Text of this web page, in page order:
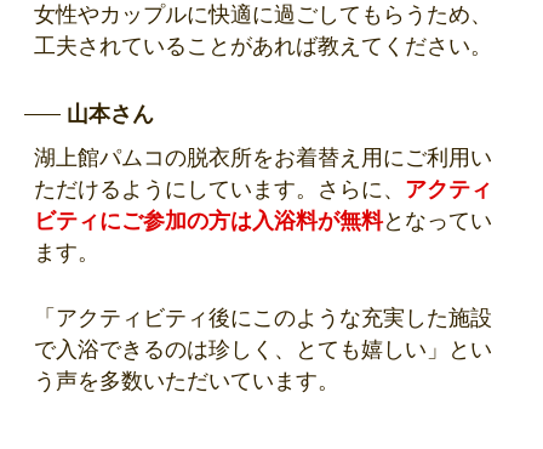
女性やカップルに快適に過ごしてもらうため、
工夫されていることがあれば教えてください。
山本さん
湖上館パムコの脱衣所をお着替え用にご利用い
ただけるようにしています。さらに、 アクティ
ビティにご参加の方は入浴料が無料となってい
ます。
「アクティビティ後にこのような充実した施設
で入浴できるのは珍しく、とても嬉しい」とい
う声を多数いただいています。